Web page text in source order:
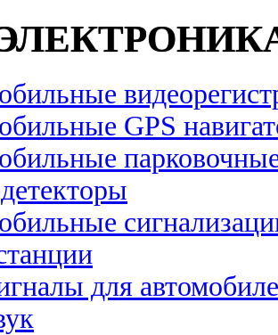
GPS
для